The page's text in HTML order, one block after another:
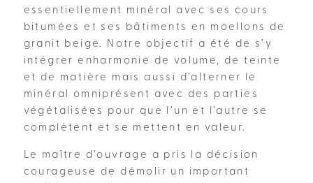
essentiellement minéral avec ses cours
bitumées et ses bâtiments en moellons de
granit beige. Notre objectif a été de s’y
intégrer enharmonie de volume, de teinte
et de matière mais aussi d’alterner le
minéral omniprésent avec des parties
végétalisées pour que l’un et l’autre se
complètent et se mettent en valeur.
Le maître d’ouvrage a pris la décision
courageuse de démolir un important